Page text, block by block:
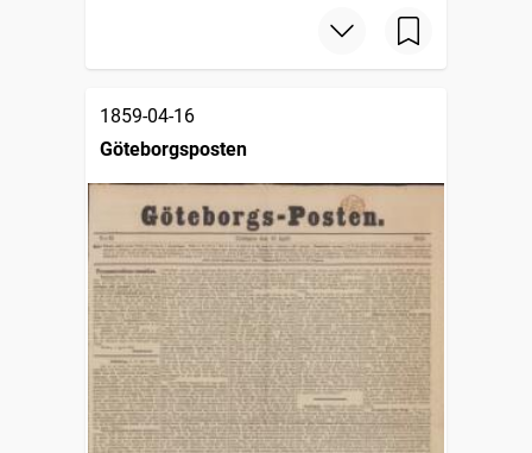
1859-04-16
Göteborgsposten